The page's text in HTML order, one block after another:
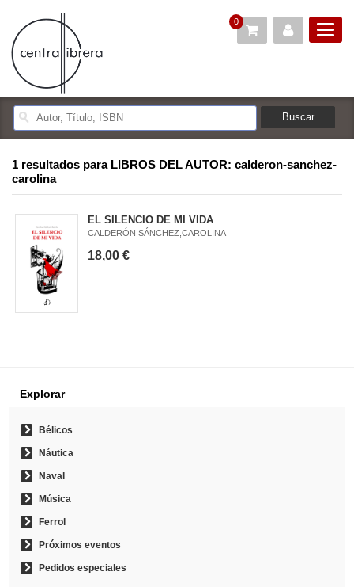
0
1 resultados para LIBROS DEL AUTOR: calderon-sanchez-
carolina
EL SILENCIO DE MI VIDA
CALDERÓN SÁNCHEZ,CAROLINA
18,00 €
Explorar
Bélicos
Náutica
Naval
Música
Ferrol
Próximos eventos
Pedidos especiales